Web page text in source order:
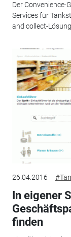
Der Convenience-
Services für
and collect-
26.04.2016
In eigener
finden